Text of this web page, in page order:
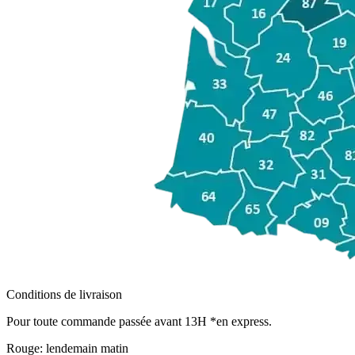
Conditions de livraison
Pour toute commande passée avant 13H *en express.
Rouge: lendemain matin